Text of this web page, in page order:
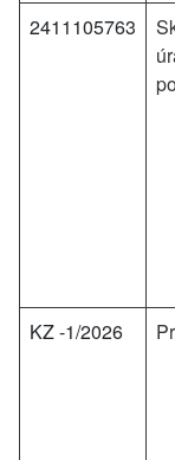
2411105763
KZ -1/2026